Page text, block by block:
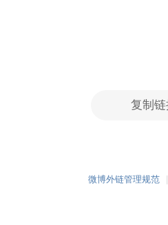
复制
微博外链管理规范